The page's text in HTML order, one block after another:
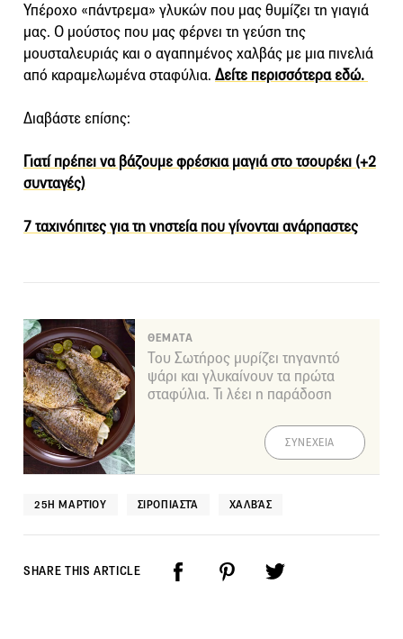
Υπέροχο «πάντρεμα» γλυκών που μας θυμίζει τη γιαγιά
μας. Ο μούστος που μας φέρνει τη γεύση της
μουσταλευριάς και ο αγαπημένος χαλβάς με μια πινελιά
από καραμελωμένα σταφύλια. Δείτε περισσότερα εδώ.
Διαβάστε επίσης:
Γιατί πρέπει να βάζουμε φρέσκια μαγιά στο τσουρέκι (+2
συνταγές)
7 ταχινόπιτες για τη νηστεία που γίνονται ανάρπαστες
ΘΕΜΑΤΑ
Του Σωτήρος μυρίζει τηγανητό
ψάρι και γλυκαίνουν τα πρώτα
σταφύλια. Τι λέει η παράδοση
ΣΥΝΕΧΕΙΑ
25Η ΜΑΡΤΊΟΥ ΣΙΡΟΠΙΑΣΤΆ ΧΑΛΒΆΣ
SHARE THIS ARTICLE